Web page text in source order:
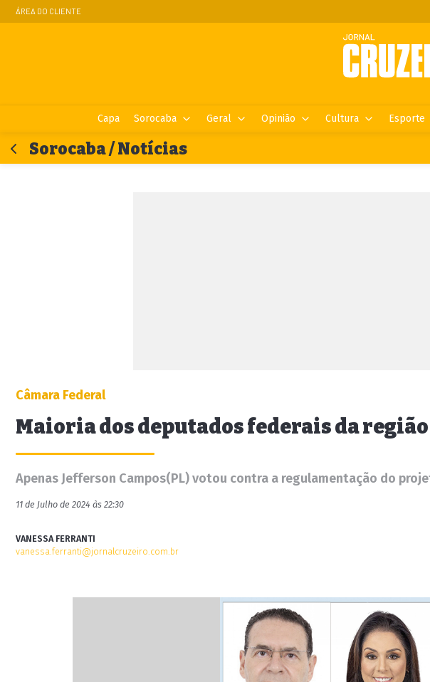
ÁREA DO CLIENTE
Capa Sorocaba Geral Opinião Cultura Esporte
Sorocaba / Notícias
Câmara Federal
Maioria dos deputados federais da
Apenas Jefferson Campos(PL) votou contra a regulamentação do
11 de Julho de 2024 às 22:30
VANESSA FERRANTI
vanessa.ferranti@jornalcruzeiro.com.br